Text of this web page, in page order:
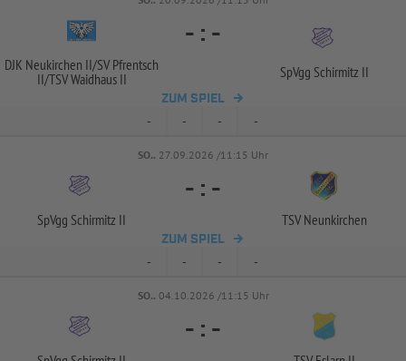
DJK Neukirchen II/SV Pfrentsch
II/TSV Waidhaus II
- : -
SpVgg Schirmitz II
ZUM SPIEL
- - - -
SO.. 27.09.2026 /11:15 Uhr
SpVgg Schirmitz II
- : -
TSV Neunkirchen
ZUM SPIEL
- - - -
SO.. 04.10.2026 /11:15 Uhr
- : -